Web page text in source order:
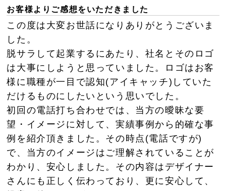
お客様よりご感想をいただきました
この度は大変お世話になりありがとうございま
した。
脱サラして起業するにあたり、社名とそのロゴ
は大事にしようと思っていました。ロゴはお客
様に職種が一目で認知(アイキャッチ)していた
だけるものにしたいという思いでした。
初回の電話打ち合わせでは、当方の曖昧な要
望・イメージに対して、実績事例から的確な事
例を紹介頂きました。その時点(電話ですが)
で、当方のイメージはご理解されていることが
わかり、安心しました。その内容はデザイナー
さんにも正しく伝わっており、更に安心して、